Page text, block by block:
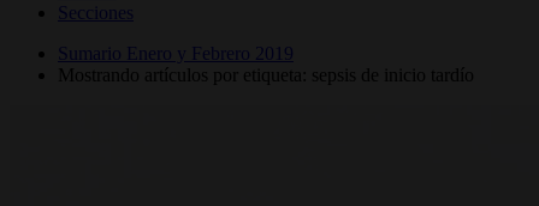
Secciones
Sumario Enero y Febrero 2019
Mostrando artículos por etiqueta: sepsis de inicio tardío